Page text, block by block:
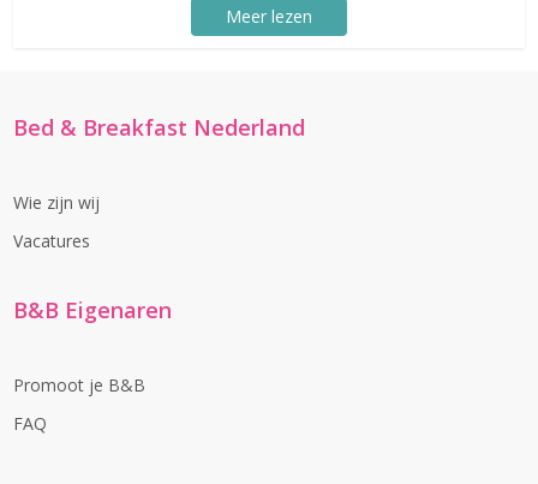
Meer lezen
Bed & Breakfast Nederland
Wie zijn wij
Vacatures
B&B Eigenaren
Promoot je B&B
FAQ